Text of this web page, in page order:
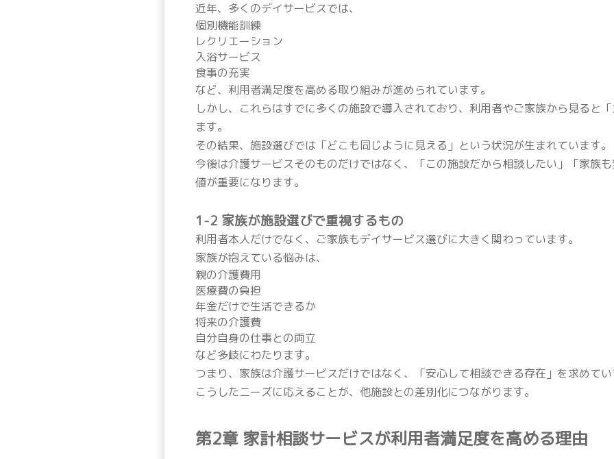
近年、多くのデイサービスでは、
個別機能訓練
レクリエーション
入浴サービス
食事の充実
など、利用者満足度を高める取り組みが進められています。
しかし、これらはすでに多くの施設で導入されており、利用者やご家族から見ると
ます。
その結果、施設選びでは「どこも同じように見える」という状況が生まれています。
今後は介護サービスそのものだけではなく、「この施設だから相談したい」「家族
値が重要になります。
1-2 家族が施設選びで重視するもの
利用者本人だけでなく、ご家族もデイサービス選びに大きく関わっています。
家族が抱えている悩みは、
親の介護費用
医療費の負担
年金だけで生活できるか
将来の介護費
自分自身の仕事との両立
など多岐にわたります。
つまり、家族は介護サービスだけではなく、「安心して相談できる存在」を求めて
こうしたニーズに応えることが、他施設との差別化につながります。
第2章 家計相談サービスが利用者満足度を高める理由